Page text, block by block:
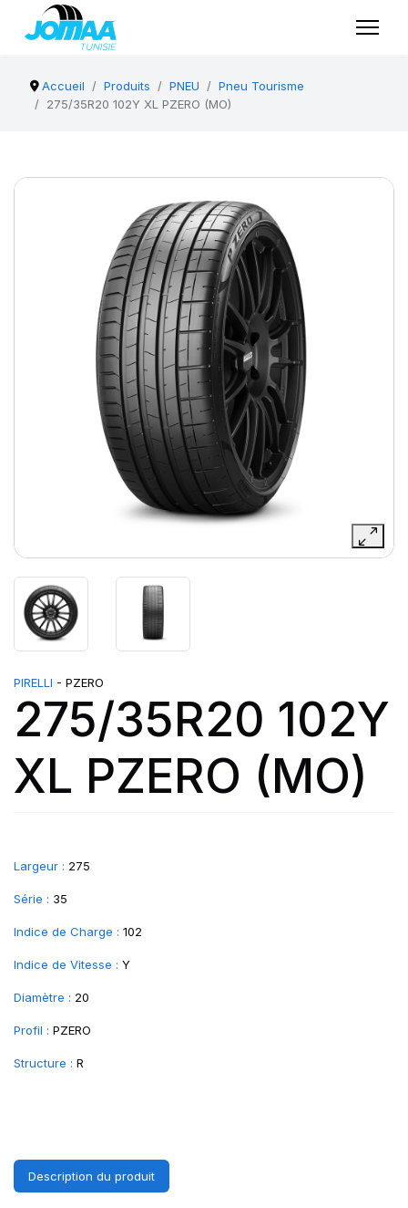
Accueil Produits PNEU
Pneu Tourisme
275/35R20 102Y XL PZERO (MO)
PIRELLI - PZERO
275/35R20 102Y
XL PZERO (MO)
Largeur : 275
Série : 35
Indice de Charge : 102
Indice de Vitesse : Y
Diamètre : 20
Profil : PZERO
Structure : R
Description du produit